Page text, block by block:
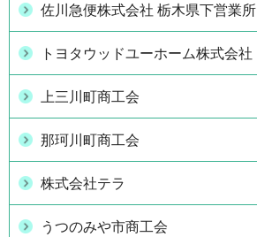
佐川急便株式会社 栃木県下営業所
トヨタウッドユーホーム株式会社
上三川町商工会
那珂川町商工会
株式会社テラ
うつのみや市商工会